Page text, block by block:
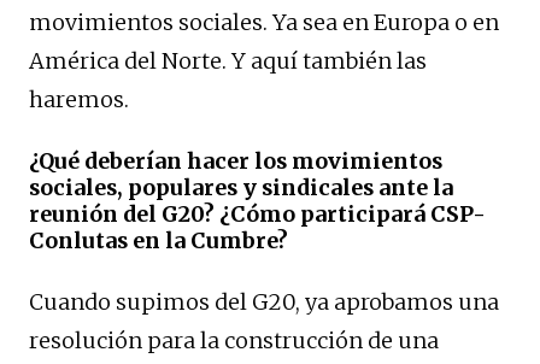
movimientos sociales. Ya sea en Europa o en
América del Norte. Y aquí también las
haremos.
¿Qué deberían hacer los movimientos
sociales, populares y sindicales ante la
reunión del G20? ¿Cómo participará CSP-
Conlutas en la Cumbre?
Cuando supimos del G20, ya aprobamos una
resolución para la construcción de una